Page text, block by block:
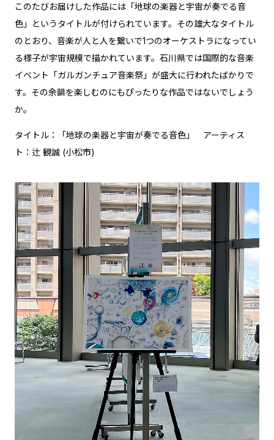
このたびお届けした作品には「地球の楽器と宇宙が奏でる音
色」というタイトルが付けられています。その雄大なタイトル
のとおり、音楽が人と人を繋いで1つのオーケストラになってい
る様子が宇宙規模で描かれています。石川県では国際的な音楽
イベント「ガルガンチュア音楽祭」が盛大に行われたばかりで
す。その余韻を楽しむのにもぴったりな作品ではないでしょう
か。
タイトル：「地球の楽器と宇宙が奏でる音色」 アーティス
ト：辻 観誠 (小松市)